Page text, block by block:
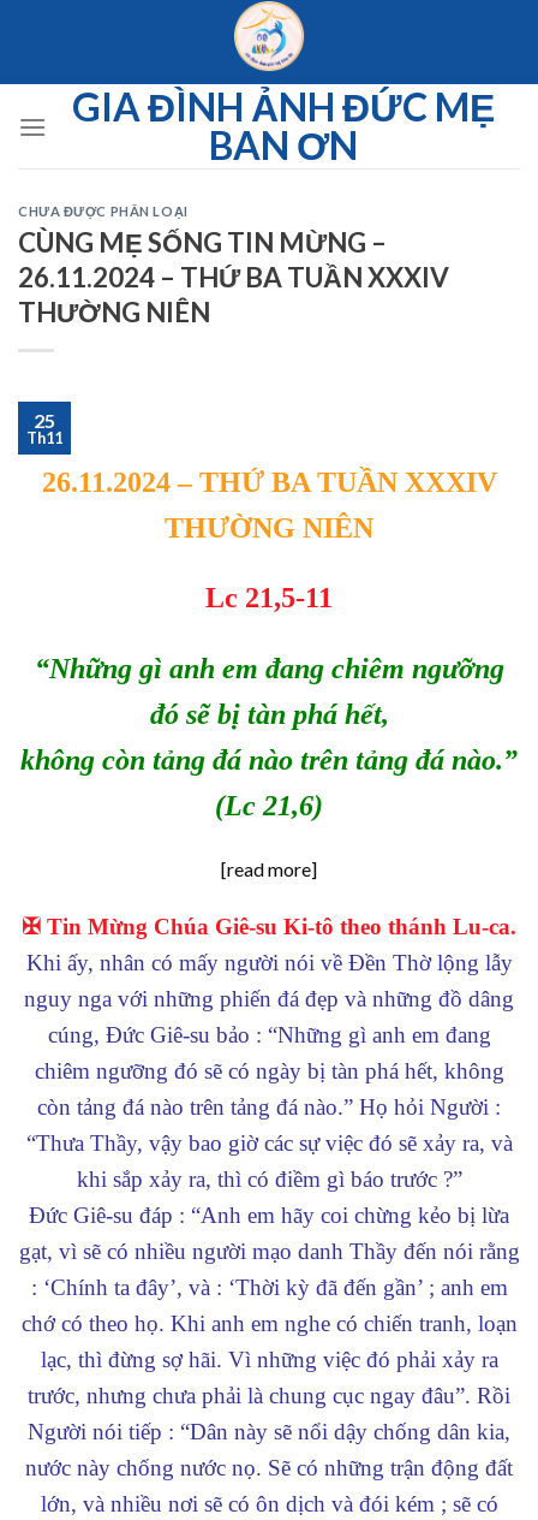
GIA ĐÌNH ẢNH ĐỨC MẸ
BAN ƠN
CHƯA ĐƯỢC PHÂN LOẠI
CÙNG MẸ SỐNG TIN MỪNG –
26.11.2024 – THỨ BA TUẦN XXXIV
THƯỜNG NIÊN
25
Th11
26.11.2024 – THỨ BA TUẦN XXXIV
THƯỜNG NIÊN
Lc 21,5-11
“Những gì anh em đang chiêm ngưỡng
đó sẽ bị tàn phá hết,
không còn tảng đá nào trên tảng đá nào.”
(Lc 21,6)
[read more]
✠ Tin Mừng Chúa Giê-su Ki-tô theo thánh Lu-ca.
Khi ấy, nhân có mấy người nói về Đền Thờ lộng lẫy
nguy nga với những phiến đá đẹp và những đồ dâng
cúng, Đức Giê-su bảo : “Những gì anh em đang
chiêm ngưỡng đó sẽ có ngày bị tàn phá hết, không
còn tảng đá nào trên tảng đá nào.” Họ hỏi Người :
“Thưa Thầy, vậy bao giờ các sự việc đó sẽ xảy ra, và
khi sắp xảy ra, thì có điềm gì báo trước ?”
Đức Giê-su đáp : “Anh em hãy coi chừng kẻo bị lừa
gạt, vì sẽ có nhiều người mạo danh Thầy đến nói rằng
: ‘Chính ta đây’, và : ‘Thời kỳ đã đến gần’ ; anh em
chớ có theo họ. Khi anh em nghe có chiến tranh, loạn
lạc, thì đừng sợ hãi. Vì những việc đó phải xảy ra
trước, nhưng chưa phải là chung cục ngay đâu”. Rồi
Người nói tiếp : “Dân này sẽ nổi dậy chống dân kia,
nước này chống nước nọ. Sẽ có những trận động đất
lớn, và nhiều nơi sẽ có ôn dịch và đói kém ; sẽ có